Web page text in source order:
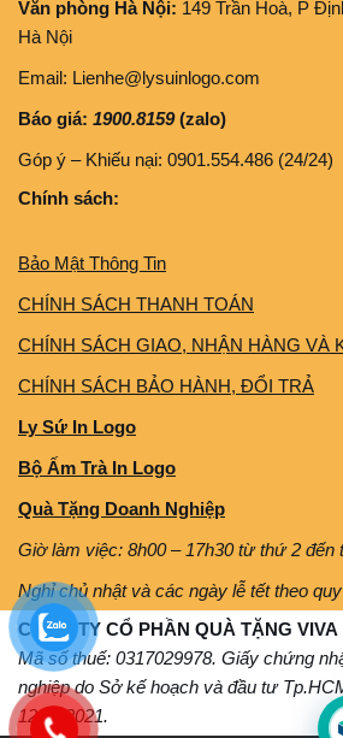
Văn phòng Hà Nội: 149 Trần Hoà, P
Hà Nội
Email: Lienhe@lysuinlogo.com
Báo giá: 1900.8159(zalo)
Góp ý – Khiếu nại: 0901.554.486 (24/24)
Chính sách:
Bảo Mật Thông Tin
CHÍNH SÁCH THANH TOÁN
CHÍNH SÁCH GIAO, NHẬN HÀNG VÀ
CHÍNH SÁCH BẢO HÀNH, ĐỔI TRẢ
Ly Sứ In Logo
Bộ Ấm Trà In Logo
Quà Tặng Doanh Nghiệp
Giờ làm việc: 8h00 – 17h30 từ thứ 2 đến
Nghỉ chủ nhật và các ngày lễ tết theo
CÔNG TY CỔ PHẦN QUÀ TẶNG VIVA
Mã số thuế: 0317029978. Giấy chứng
nghiệp do Sở kế hoạch và đầu tư
12/11/2021.